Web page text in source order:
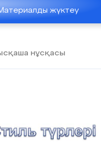
жүктеу
нұсқасы